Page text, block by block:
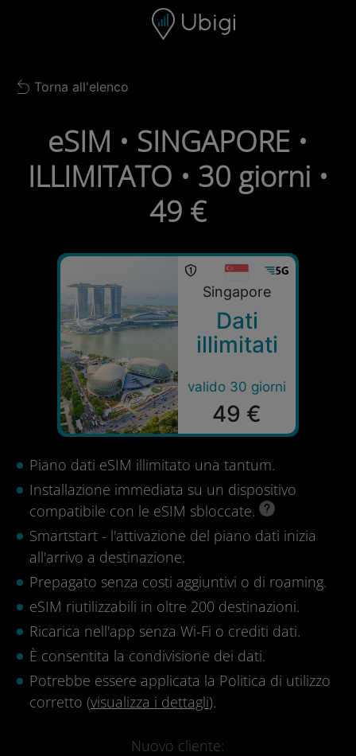
Barra di navigazione
Back to list
Torna all'elenco
eSIM • SINGAPORE •
ILLIMITATO • 30 giorni •
49 €
Singapore
Dati
illimitati
valido 30 giorni
49 €
Piano dati eSIM illimitato una tantum.
Installazione immediata su un dispositivo
compatibile con le eSIM sbloccate.
Smartstart - l'attivazione del piano dati inizia
all'arrivo a destinazione.
Prepagato senza costi aggiuntivi o di roaming.
eSIM riutilizzabili in oltre 200 destinazioni.
Ricarica nell'app senza Wi-Fi o crediti dati.
È consentita la condivisione dei dati.
Potrebbe essere applicata la Politica di utilizzo
corretto (visualizza i dettagli).
Nuovo cliente: